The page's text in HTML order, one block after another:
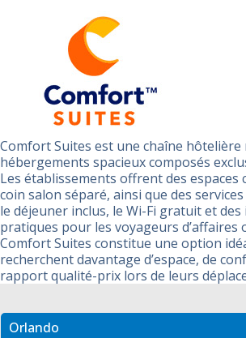
Comfort Suites est une chaîne
hébergements spacieux composés
Les établissements offrent des espaces
coin salon séparé, ainsi que des
le déjeuner inclus, le Wi-Fi gratuit et
pratiques pour les voyageurs d’affaires
Comfort Suites constitue une option
recherchent davantage d’espace, de
rapport qualité-prix lors de leurs
Orlando